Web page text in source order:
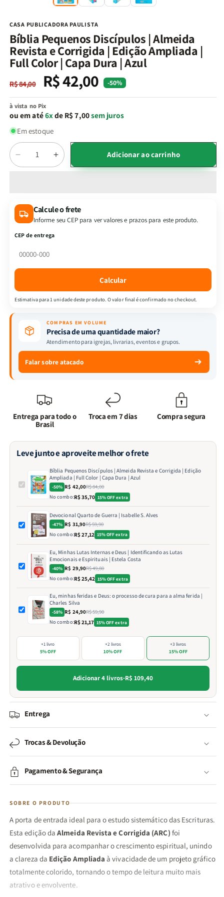
CASA PUBLICADORA PAULISTA
Bíblia Pequenos Discípulos | Almeida
Revista e Corrigida | Edição Ampliada |
Full Color | Capa Dura | Azul
Preço
normal
R$ 84,00
Preço
promocional
R$ 42,00 -50%
à vista no Pix
ou em até6xde R$ 7,00sem juros
Em estoque
Quantidade
Diminuir
a
Pequenos
Discípulos
|
Revista
Edição
Ampliada
Full
Color
Capa
Dura
Aumentar
a
Pequenos
Discípulos
Edição
Ampliada
Full
Color
Capa
Adicionar ao carrinho
Calcule o frete
Informe seu CEP para ver valores e prazos para este produto.
CEP de entrega
Calcular
Estimativa para 1 unidade deste produto. O valor final é confirmado no checkout.
COMPRAS EM VOLUME
Precisa de uma quantidade maior?
Atendimento para igrejas, livrarias, eventos e grupos.
Falar sobre atacado
Entrega para todo o
Brasil
Troca em 7 dias Compra segura
Leve junto e aproveite melhor o frete
Bíblia Pequenos Discípulos | Almeida Revista e Corrigida | Edição
Ampliada | Full Color | Capa Dura | Azul
-50% R$ 42,00R$ 84,00
No combo:R$ 35,70 15% OFF extra
Devocional Quarto de Guerra | Isabelle S. Alves
-47% R$ 31,90R$ 59,90
No combo:R$ 27,12 15% OFF extra
Eu, Minhas Lutas Internas e Deus | Identificando as Lutas
Emocionais e Espirituais | Estela Costa
-40% R$ 29,90R$ 49,80
No combo:R$ 25,42 15% OFF extra
Eu, minhas feridas e Deus: o processo de cura para a alma ferida |
Charles Silva
-58% R$ 24,90R$ 59,90
No combo:R$ 21,17 15% OFF extra
+1 livro
5% OFF
+2 livros
10% OFF
+3 livros
15% OFF
Adicionar 4 livros·R$ 109,40
Entrega
Trocas & Devolução
Pagamento & Segurança
SOBRE O PRODUTO
A porta de entrada ideal para o estudo sistemático das Escrituras.
Esta edição daAlmeida Revista e Corrigida (ARC) foi
desenvolvida para acompanhar o crescimento espiritual, unindo
a clareza da Edição Ampliada à vivacidade de um projeto gráfico
totalmente colorido, tornando o tempo de leitura muito mais
atrativo e envolvente.